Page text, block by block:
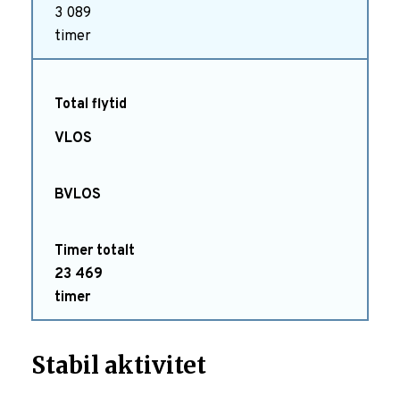
3 089
timer
Total flytid
23 469
timer
Stabil aktivitet